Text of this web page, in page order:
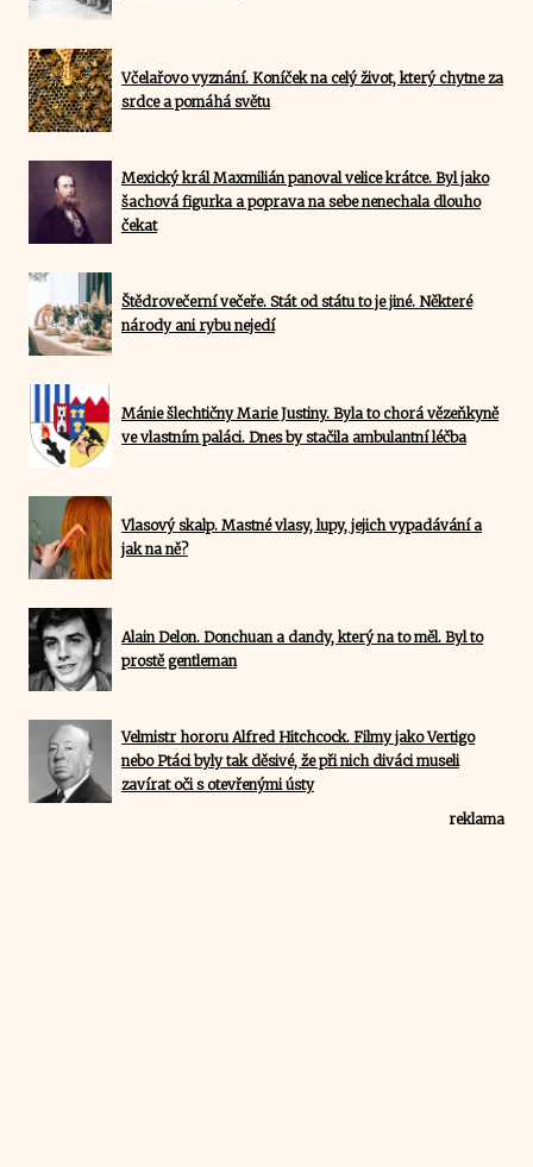
Včelařovo vyznání. Koníček na celý život, který chytne za
srdce a pomáhá světu
Mexický král Maxmilián panoval velice krátce. Byl jako
šachová figurka a poprava na sebe nenechala dlouho
čekat
Štědrovečerní večeře. Stát od státu to je jiné. Některé
národy ani rybu nejedí
Mánie šlechtičny Marie Justiny. Byla to chorá vězeňkyně
ve vlastním paláci. Dnes by stačila ambulantní léčba
Vlasový skalp. Mastné vlasy, lupy, jejich vypadávání a
jak na ně?
Alain Delon. Donchuan a dandy, který na to měl. Byl to
prostě gentleman
Velmistr hororu Alfred Hitchcock. Filmy jako Vertigo
nebo Ptáci byly tak děsivé, že při nich diváci museli
zavírat oči s otevřenými ústy
reklama